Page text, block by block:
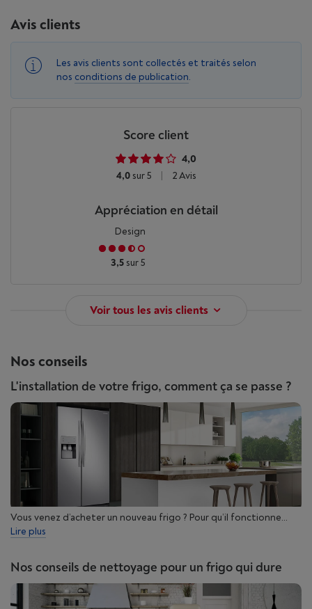
Avis clients
Les avis clients sont collectés et traités selon
nos conditions de publication.
Score client
4,0
4,0sur 5 2 Avis
Appréciation en détail
Design
3,5 sur 5
Voir tous les avis clients
Nos conseils
L'installation de votre frigo, comment ça se passe ?
Vous venez d’acheter un nouveau frigo ? Pour qu’il fonctionne...
Lire plus
Nos conseils de nettoyage pour un frigo qui dure